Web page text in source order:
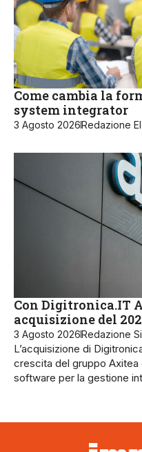
Come cambia la
system integrator
3 Agosto 2026Redazione
Con Digitronica.IT
acquisizione del
3 Agosto 2026Redazione
L’acquisizione di
crescita del gruppo
software per la gestione